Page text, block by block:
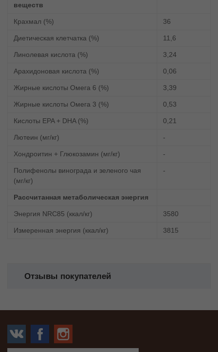
веществ
Крахмал (%) 36
Диетическая клетчатка (%) 11,6
Линолевая кислота (%) 3,24
Арахидоновая кислота (%) 0,06
Жирные кислоты Омега 6 (%) 3,39
Жирные кислоты Омега 3 (%) 0,53
Кислоты EPA + DHA (%) 0,21
Лютеин (мг/кг) -
Хондроитин + Глюкозамин (мг/кг) -
Полифенолы винограда и зеленого чая
(мг/кг)
-
Рассчитанная метаболическая энергия
Энергия NRC85 (ккал/кг) 3580
Измеренная энергия (ккал/кг) 3815
Отзывы покупателей